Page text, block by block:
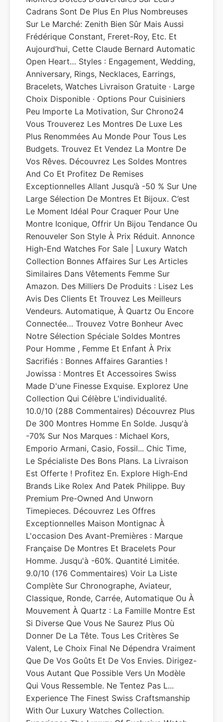
Cadrans Sont De Plus En Plus Nombreuses
Sur Le Marché: Zenith Bien Sûr Mais Aussi
Frédérique Constant, Freret-Roy, Etc. Et
Aujourd’hui, Cette Claude Bernard Automatic
Open Heart… Styles : Engagement, Wedding,
Anniversary, Rings, Necklaces, Earrings,
Bracelets, Watches Livraison Gratuite · Large
Choix Disponible · Options Pour Cuisiniers
Peu Importe La Motivation, Sur Chrono24
Vous Trouverez Les Montres De Luxe Les
Plus Renommées Au Monde Pour Tous Les
Budgets. Trouvez Et Vendez La Montre De
Vos Rêves. Découvrez Les Soldes Montres
And Co Et Profitez De Remises
Exceptionnelles Allant Jusqu’à -50 % Sur Une
Large Sélection De Montres Et Bijoux. C’est
Le Moment Idéal Pour Craquer Pour Une
Montre Iconique, Offrir Un Bijou Tendance Ou
Renouveler Son Style À Prix Réduit. Annonce
High-End Watches For Sale | Luxury Watch
Collection Bonnes Affaires Sur Les Articles
Similaires Dans Vêtements Femme Sur
Amazon. Des Milliers De Produits : Lisez Les
Avis Des Clients Et Trouvez Les Meilleurs
Vendeurs. Automatique, À Quartz Ou Encore
Connectée… Trouvez Votre Bonheur Avec
Notre Sélection Spéciale Soldes Montres
Pour Homme , Femme Et Enfant À Prix
Sacrifiés : Bonnes Affaires Garanties !
Jowissa : Montres Et Accessoires Swiss
Made D'une Finesse Exquise. Explorez Une
Collection Qui Célèbre L'individualité.
10.0/10 (288 Commentaires) Découvrez Plus
De 300 Montres Homme En Solde. Jusqu'à
-70% Sur Nos Marques : Michael Kors,
Emporio Armani, Casio, Fossil... Chic Time,
Le Spécialiste Des Bons Plans. La Livraison
Est Offerte ! Profitez En. Explore High-End
Brands Like Rolex And Patek Philippe. Buy
Premium Pre-Owned And Unworn
Timepieces. Découvrez Les Offres
Exceptionnelles Maison Montignac À
L'occasion Des Avant-Premières : Marque
Française De Montres Et Bracelets Pour
Homme. Jusqu'à -60%. Quantité Limitée.
9.0/10 (176 Commentaires) Voir La Liste
Complète Sur Chronographe, Aviateur,
Classique, Ronde, Carrée, Automatique Ou À
Mouvement À Quartz : La Famille Montre Est
Si Diverse Que Vous Ne Saurez Plus Où
Donner De La Tête. Tous Les Critères Se
Valent, Le Choix Final Ne Dépendra Vraiment
Que De Vos Goûts Et De Vos Envies. Dirigez-
Vous Autant Que Possible Vers Un Modèle
Qui Vous Ressemble. Ne Tentez Pas L...
Experience The Finest Swiss Craftsmanship
With Our Luxury Watches Collection.